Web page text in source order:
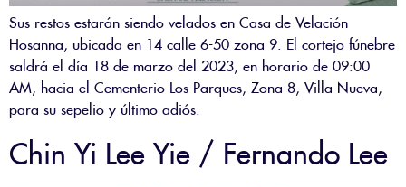
Sus restos estarán siendo velados en Casa de Velación
Hosanna, ubicada en 14 calle 6-50 zona 9. El cortejo fúnebre
saldrá el día 18 de marzo del 2023, en horario de 09:00
AM, hacia el Cementerio Los Parques, Zona 8, Villa Nueva,
para su sepelio y último adiós.
Chin Yi Lee Yie / Fernando Lee